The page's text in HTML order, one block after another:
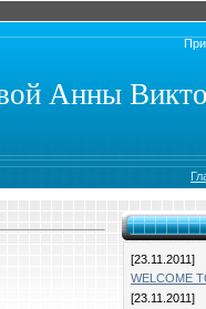
Анны
[23.11.2011]
WELCOME
[23.11.2011]